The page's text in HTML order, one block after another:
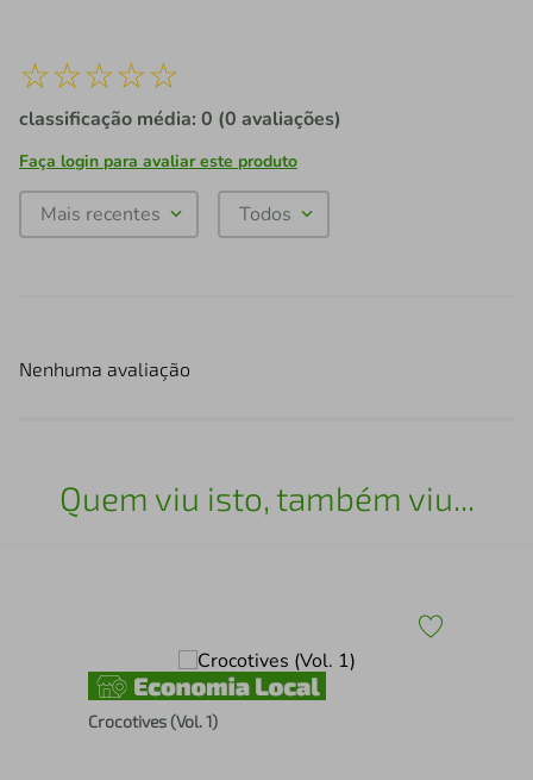
☆☆☆☆☆
classificação média: 0 (0 avaliações)
Faça login para avaliar este produto
Mais recentes Todos
Nenhuma avaliação
Quem viu isto, também viu...
Crocotives (Vol. 1)